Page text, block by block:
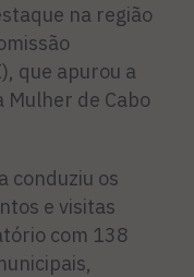
na região
que apurou a
Mulher de Cabo
conduziu os
e visitas
com 138